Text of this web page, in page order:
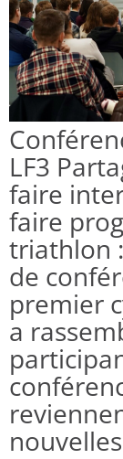
LF3
faire
faire
triathlon :
de
premier
a